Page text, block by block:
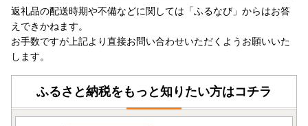
返礼品の配送時期や不備などに関しては「ふるなび」からはお答
えできかねます。
お手数ですが上記より直接お問い合わせいただくようお願いいた
します。
ふるさと納税をもっと知りたい方はコチラ